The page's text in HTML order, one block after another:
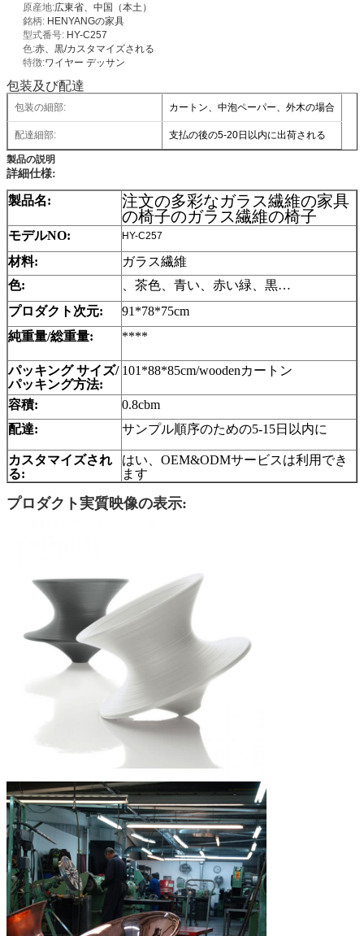
原産地:広東省、中国（本土）
銘柄: HENYANGの家具
型式番号: HY-C257
色:赤、黒/カスタマイズされる
特徴:ワイヤー デッサン
包装及び配達
包装の細部: カートン、中泡ペーパー、外木の場合
配達細部: 支払の後の5-20日以内に出荷される
製品の説明
詳細仕様:
製品名:
注文の多彩なガラス繊維の家具
の椅子のガラス繊維の椅子
モデルNO: HY-C257
材料:
ガラス繊維
色:
、茶色、青い、赤い緑、黒…
プロダクト次元:
91*78*75cm
純重量/総重量:
****
パッキング サイズ/
パッキング方法:
101*88*85cm/woodenカートン
容積:
0.8cbm
配達:
サンプル順序のための5-15日以内に
カスタマイズされ
る:
はい、OEM&ODMサービスは利用でき
ます
プロダクト実質映像の表示: